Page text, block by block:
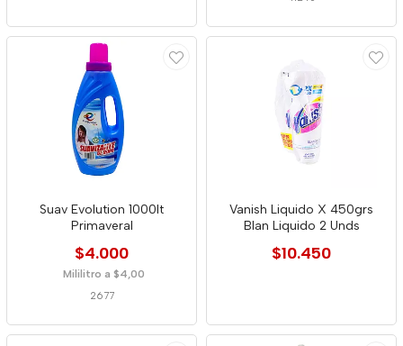
Suav Evolution 1000lt
Primaveral
$4.000
Mililitro a $4,00
2677
Vanish Liquido X 450grs
Blan Liquido 2 Unds
$10.450